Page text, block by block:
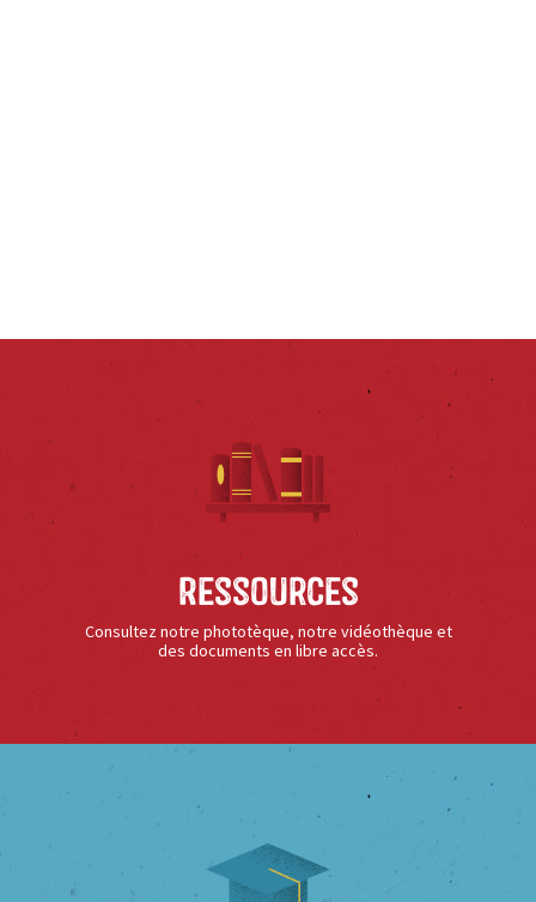
Ressources
Consultez notre phototèque, notre vidéothèque et
des documents en libre accès.